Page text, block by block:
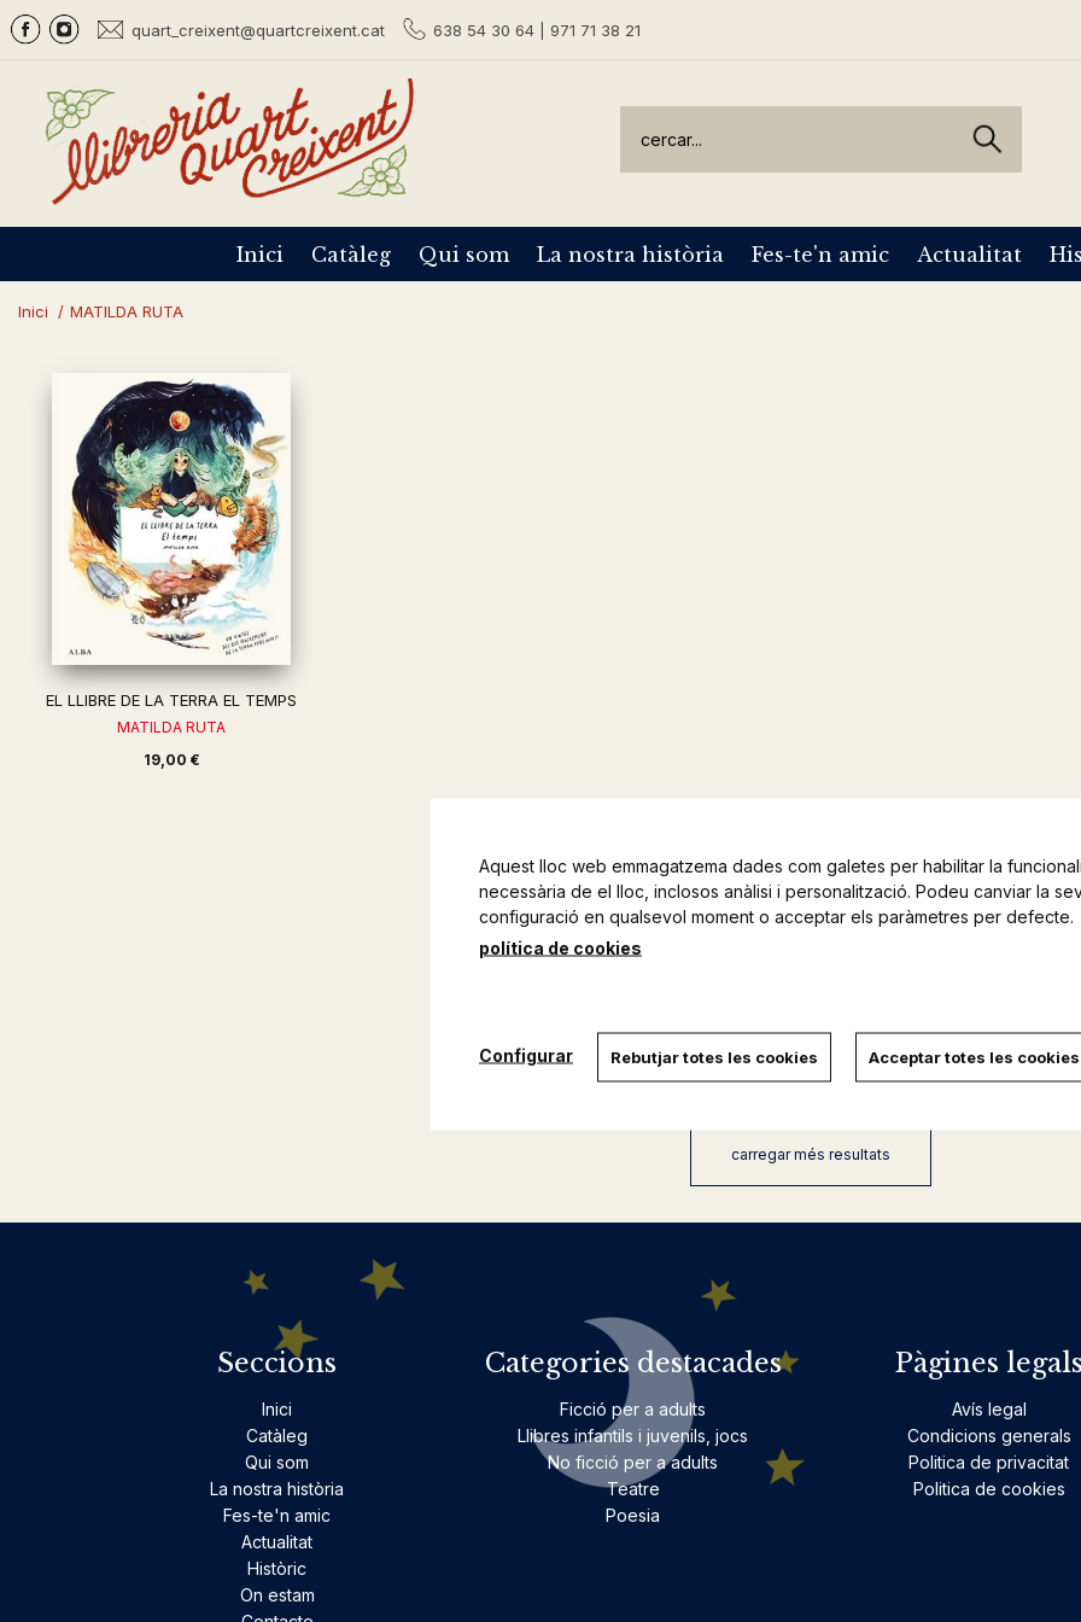
quart_creixent@quartcreixent.cat 638 54 30 64 | 971 71 38 21
Inici Catàleg Qui som La nostra història Fes-te'n amic Actualitat
Inici / MATILDA RUTA
EL LLIBRE DE LA TERRA EL TEMPS
MATILDA RUTA
19,00 €
carregar més resultats
Seccions
Inici
Catàleg
Qui som
La nostra història
Fes-te'n amic
Actualitat
Històric
On estam
Categories destacades
Ficció per a adults
Llibres infantils i juvenils, jocs
No ficció per a adults
Teatre
Poesia
Pàgines legals
Avís legal
Condicions generals
Politica de privacitat
Politica de cookies
Aquest lloc web emmagatzema dades com galetes per habilitar la
necessària de el lloc, inclosos anàlisi i personalització. Podeu canviar la
configuració en qualsevol moment o acceptar els paràmetres per defecte.
política de cookies
Configurar Rebutjar totes les cookies Acceptar totes les cookies